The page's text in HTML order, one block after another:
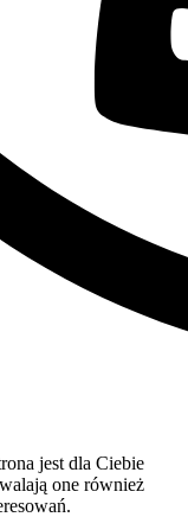
jest dla Ciebie
one również